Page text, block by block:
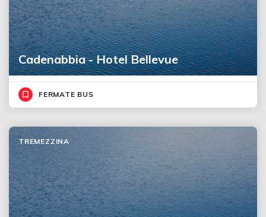
Cadenabbia - Hotel Bellevue
FERMATE BUS
TREMEZZINA